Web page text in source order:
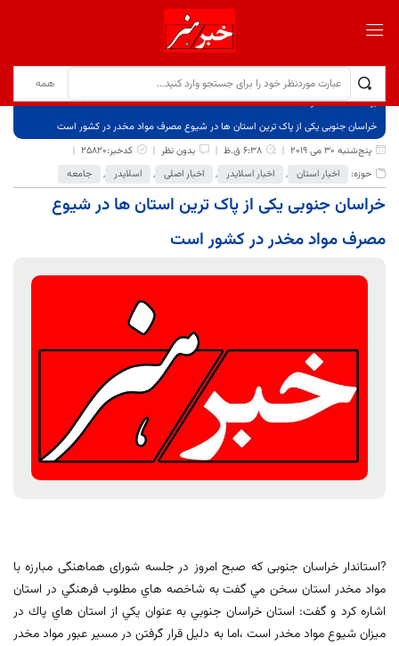
برگ نخست
نوشته‌ها
خراسان جنوبی یکی از پاک ترين استان ها در شيوع مصرف مواد مخدر در کشور است
پنج‌شنبه 30 می 2019
6:38 ق.ظ بدون نظر
کدخبر:25820
حوزه:
اخبار استان , اخبار اسلایدر , اخبار اصلی , اسلایدر , جامعه
خراسان جنوبی یکی از پاک ترين استان ها در شيوع
مصرف مواد مخدر در کشور است
?استاندار خراسان جنوبی که صبح امروز در جلسه شورای هماهنگی مبارزه با
مواد مخدر استان سخن مي گفت به شاخصه هاي مطلوب فرهنگي در استان
اشاره کرد و گفت: استان خراسان جنوبي به عنوان يکي از استان هاي پاك در
ميزان شيوع مواد مخدر است ،اما به دليل قرار گرفتن در مسير عبور مواد مخدر